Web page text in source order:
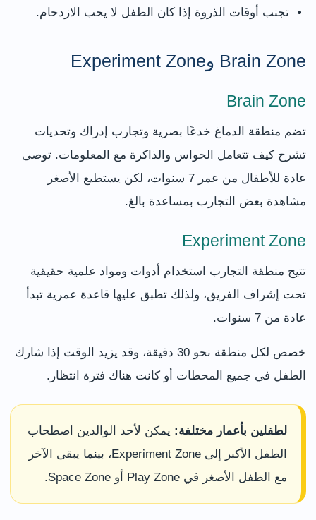
تجنب أوقات الذروة إذا كان الطفل لا يحب الازدحام.
Brain Zone وExperiment Zone
Brain Zone
تضم منطقة الدماغ خدعًا بصرية وتجارب إدراك وتحديات
تشرح كيف تتعامل الحواس والذاكرة مع المعلومات. توصى
عادة للأطفال من عمر 7 سنوات، لكن يستطيع الأصغر
مشاهدة بعض التجارب بمساعدة بالغ.
Experiment Zone
تتيح منطقة التجارب استخدام أدوات ومواد علمية حقيقية
تحت إشراف الفريق، ولذلك تطبق عليها قاعدة عمرية تبدأ
عادة من 7 سنوات.
خصص لكل منطقة نحو 30 دقيقة، وقد يزيد الوقت إذا شارك
الطفل في جميع المحطات أو كانت هناك فترة انتظار.
لطفلين بأعمار مختلفة: يمكن لأحد الوالدين اصطحاب
الطفل الأكبر إلى Experiment Zone، بينما يبقى الآخر
مع الطفل الأصغر في Play Zone أو Space Zone.